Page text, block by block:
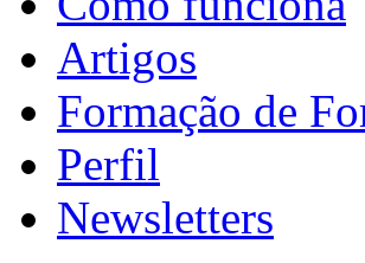
Artigos
Formação de
Perfil
Newsletters